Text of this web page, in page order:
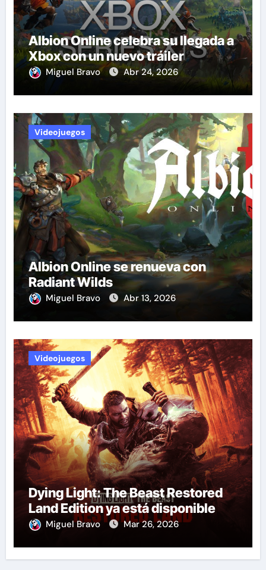
Albion Online celebra su llegada a
Xbox con un nuevo tráiler
Miguel Bravo Abr 24, 2026
Videojuegos
Albion Online se renueva con
Radiant Wilds
Miguel Bravo Abr 13, 2026
Videojuegos
Dying Light: The Beast Restored
Land Edition ya está disponible
Miguel Bravo Mar 26, 2026